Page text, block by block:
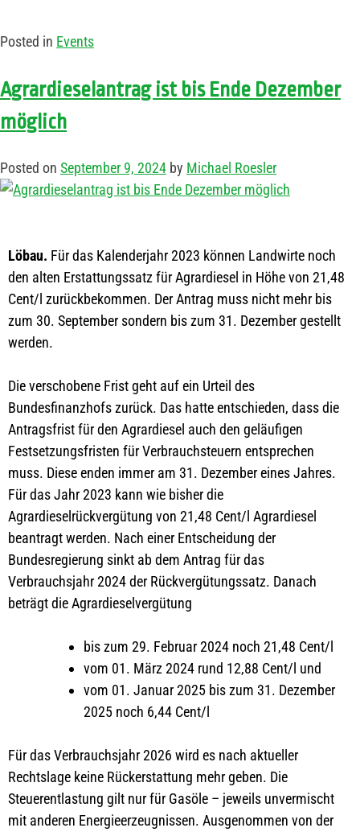
Posted in Events
Agrardieselantrag ist bis Ende Dezember
möglich
Posted on September 9, 2024 by Michael Roesler
Löbau. Für das Kalenderjahr 2023 können Landwirte noch
den alten Erstattungssatz für Agrardiesel in Höhe von 21,48
Cent/l zurückbekommen. Der Antrag muss nicht mehr bis
zum 30. September sondern bis zum 31. Dezember gestellt
werden.
Die verschobene Frist geht auf ein Urteil des
Bundesfinanzhofs zurück. Das hatte entschieden, dass die
Antragsfrist für den Agrardiesel auch den geläufigen
Festsetzungsfristen für Verbrauchsteuern entsprechen
muss. Diese enden immer am 31. Dezember eines Jahres.
Für das Jahr 2023 kann wie bisher die
Agrardieselrückvergütung von 21,48 Cent/l Agrardiesel
beantragt werden. Nach einer Entscheidung der
Bundesregierung sinkt ab dem Antrag für das
Verbrauchsjahr 2024 der Rückvergütungssatz. Danach
beträgt die Agrardieselvergütung
bis zum 29. Februar 2024 noch 21,48 Cent/l
vom 01. März 2024 rund 12,88 Cent/l und
vom 01. Januar 2025 bis zum 31. Dezember
2025 noch 6,44 Cent/l
Für das Verbrauchsjahr 2026 wird es nach aktueller
Rechtslage keine Rückerstattung mehr geben. Die
Steuerentlastung gilt nur für Gasöle – jeweils unvermischt
mit anderen Energieerzeugnissen. Ausgenommen von der